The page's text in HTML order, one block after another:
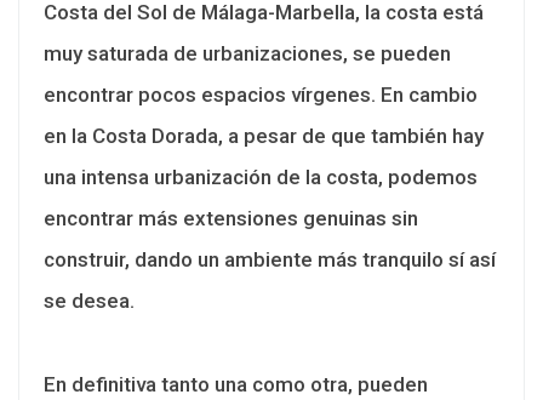
Costa del Sol de Málaga-Marbella, la costa está
muy saturada de urbanizaciones, se pueden
encontrar pocos espacios vírgenes. En cambio
en la Costa Dorada, a pesar de que también hay
una intensa urbanización de la costa, podemos
encontrar más extensiones genuinas sin
construir, dando un ambiente más tranquilo sí así
se desea.
En definitiva tanto una como otra, pueden